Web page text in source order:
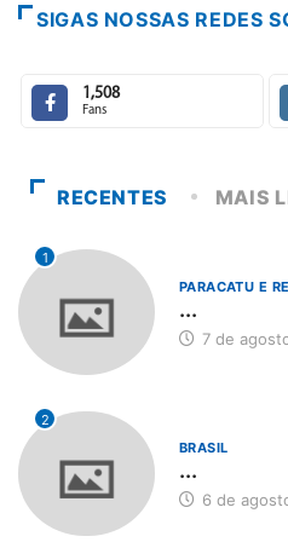
SIGAS NOSSAS REDES
1,508
Fans
RECENTES MAIS
1
PARACATU E
...
7 de
2
BRASIL
...
6 de